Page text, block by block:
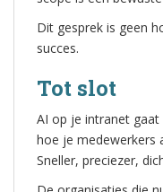
Dit gesprek is geen
succes.
Tot slot
AI op je intranet
hoe je medewerkers
Sneller, preciezer,